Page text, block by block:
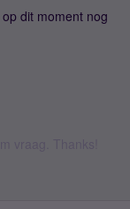
dit moment nog